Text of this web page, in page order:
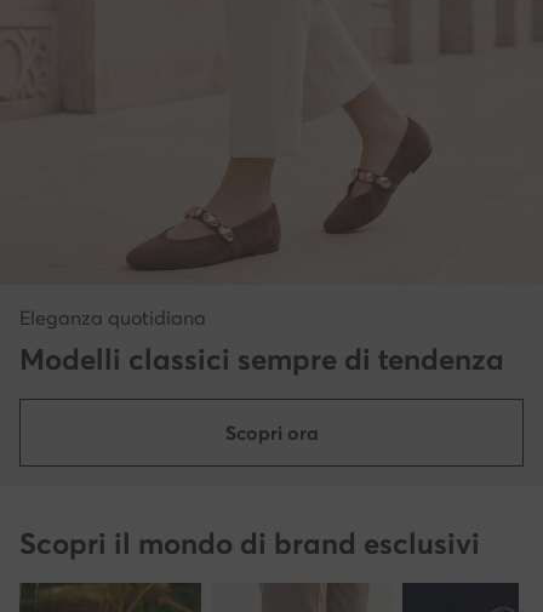
Eleganza quotidiana
Modelli classici sempre di tendenza
Scopri ora
Scopri il mondo di brand esclusivi